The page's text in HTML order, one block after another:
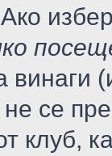
винаги
се
клуб,